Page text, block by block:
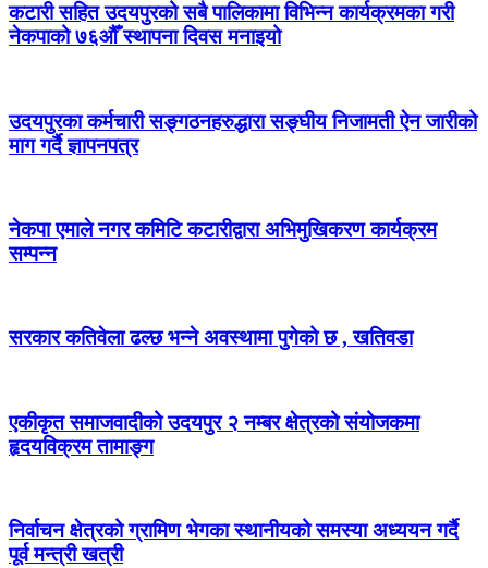
कटारी सहित उदयपुरको सबै पालिकामा विभिन्न कार्यक्रमका गरी
नेकपाको ७६औँ स्थापना दिवस मनाइयो
उदयपुरका कर्मचारी सङ्गठनहरुद्धारा सङ्घीय निजामती ऐन जारीको
माग गर्दै ज्ञापनपत्र
नेकपा एमाले नगर कमिटि कटारीद्वारा अभिमुखिकरण कार्यक्रम
सम्पन्न
सरकार कतिवेला ढल्छ भन्ने अवस्थामा पुगेको छ , खतिवडा
एकीकृत समाजवादीको उदयपुर २ नम्बर क्षेत्रको संयोजकमा
हृदयविक्रम तामाङ्ग
निर्वाचन क्षेत्रको ग्रामिण भेगका स्थानीयको समस्या अध्ययन गर्दै
पूर्व मन्त्री खत्री